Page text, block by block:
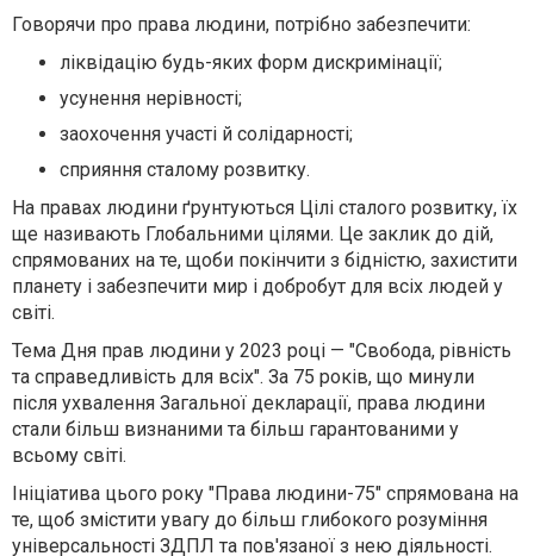
Говорячи про права людини, потрібно забезпечити:
ліквідацію будь-яких форм дискримінації;
усунення нерівності;
заохочення участі й солідарності;
сприяння сталому розвитку.
На правах людини ґрунтуються Цілі сталого розвитку, їх
ще називають Глобальними цілями. Це заклик до дій,
спрямованих на те, щоби покінчити з бідністю, захистити
планету і забезпечити мир і добробут для всіх людей у
світі.
Тема Дня прав людини у 2023 році — "Свобода, рівність
та справедливість для всіх". За 75 років, що минули
після ухвалення Загальної декларації, права людини
стали більш визнаними та більш гарантованими у
всьому світі.
Ініціатива цього року "Права людини-75" спрямована на
те, щоб змістити увагу до більш глибокого розуміння
універсальності ЗДПЛ та пов'язаної з нею діяльності.